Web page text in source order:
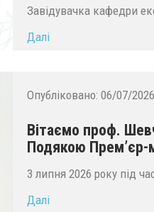
Завідувачка кафедри
Далі
Опубліковано: 06/07/2026
Вітаємо проф.
Подякою Прем’єр-
3 липня 2026 року під
Далі